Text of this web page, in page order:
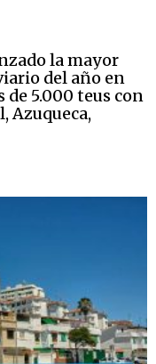
la mayor
del año en
de 5.000 teus con
Azuqueca,